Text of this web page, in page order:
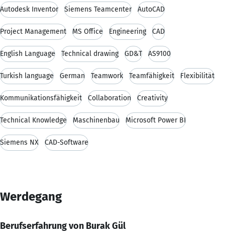
Autodesk Inventor Siemens Teamcenter AutoCAD
Project Management MS Office Engineering CAD
English Language Technical drawing GD&T AS9100
Turkish language German Teamwork Teamfähigkeit Flexibilität
Kommunikationsfähigkeit Collaboration Creativity
Technical Knowledge Maschinenbau Microsoft Power BI
Siemens NX CAD-Software
Werdegang
Berufserfahrung von Burak Gül